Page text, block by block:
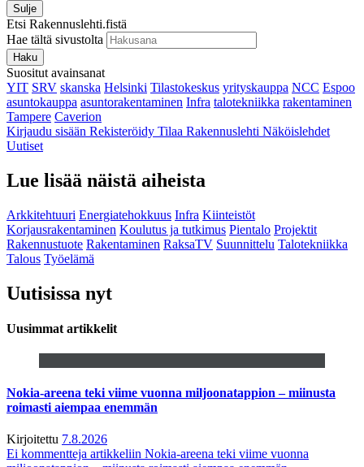
Sulje
Etsi Rakennuslehti.fistä
Hae tältä sivustolta
Haku
Suositut avainsanat
YIT SRV skanska Helsinki Tilastokeskus yrityskauppa NCC Espoo
asuntokauppa asuntorakentaminen Infra talotekniikka rakentaminen
Tampere Caverion
Kirjaudu sisään Rekisteröidy Tilaa Rakennuslehti Näköislehdet
Uutiset
Lue lisää näistä aiheista
Arkkitehtuuri Energiatehokkuus Infra Kiinteistöt
Korjausrakentaminen Koulutus ja tutkimus Pientalo Projektit
Rakennustuote Rakentaminen RaksaTV Suunnittelu Talotekniikka
Talous Työelämä
Uutisissa nyt
Uusimmat artikkelit
Nokia-areena teki viime vuonna miljoonatappion – miinusta
roimasti aiempaa enemmän
Kirjoitettu 7.8.2026
Ei kommentteja artikkeliin Nokia-areena teki viime vuonna